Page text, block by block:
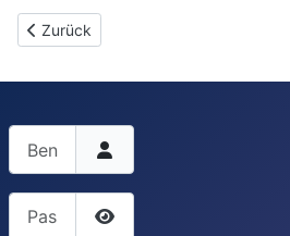
Vorheriger Beitrag: Offiziers-Ausflug
Zurück
Benutzername
Passwort